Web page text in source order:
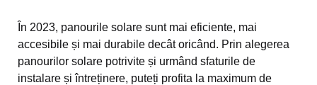
În 2023, panourile solare sunt mai eficiente, mai
accesibile și mai durabile decât oricând. Prin alegerea
panourilor solare potrivite și urmând sfaturile de
instalare și întreținere, puteți profita la maximum de